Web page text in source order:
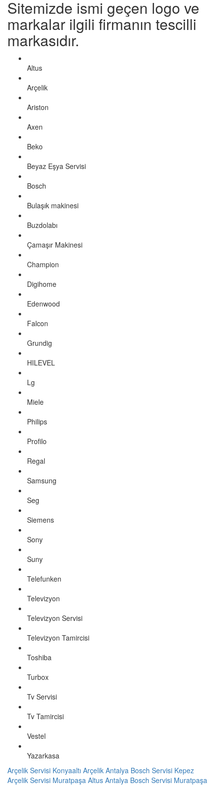
Sitemizde ismi geçen logo ve
markalar ilgili firmanın tescilli
markasıdır.
Altus
Arçelik
Ariston
Axen
Beko
Beyaz Eşya Servisi
Bosch
Bulaşık makinesi
Buzdolabı
Çamaşır Makinesi
Champion
Digihome
Edenwood
Falcon
Grundig
HILEVEL
Lg
Miele
Philips
Profilo
Regal
Samsung
Seg
Siemens
Sony
Suny
Telefunken
Televizyon
Televizyon Servisi
Televizyon Tamircisi
Toshiba
Turbox
Tv Servisi
Tv Tamircisi
Vestel
Yazarkasa
Arçelik Servisi Konyaaltı Arçelik Antalya Bosch Servisi Kepez
Arçelik Servisi Muratpaşa Altus Antalya Bosch Servisi Muratpaşa